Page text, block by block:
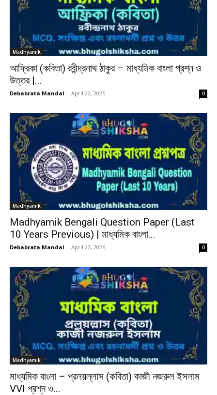
Madhyamik
আফ্রিকা (কবিতা) রবীন্দ্রনাথ ঠাকুর – মাধ্যমিক বাংলা প্রশ্ন ও
উত্তর |...
Debabrata Mandal - April 22, 2026 0
Madhyamik
Madhyamik Bengali Question Paper (Last
10 Years Previous) | মাধ্যমিক বাংলা...
Debabrata Mandal - April 22, 2026 0
Madhyamik
মাধ্যমিক বাংলা – প্রলয়ল্লাস (কবিতা) কাজী নজরুল ইসলাম
VVI প্রশ্ন ও...